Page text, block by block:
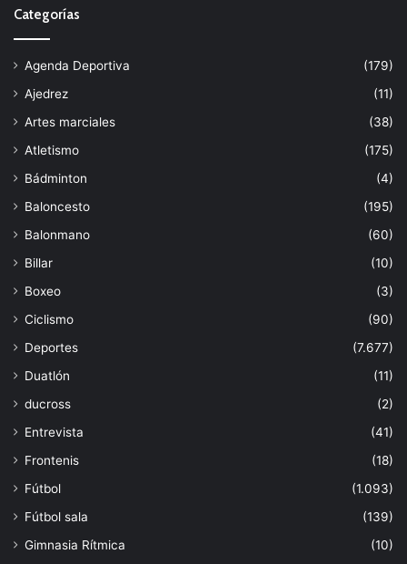
Categorías
Agenda Deportiva
(179)
Ajedrez
(11)
Artes marciales
(38)
Atletismo
(175)
Bádminton
(4)
Baloncesto
(195)
Balonmano
(60)
Billar
(10)
Boxeo
(3)
Ciclismo
(90)
Deportes
(7.677)
Duatlón
(11)
ducross
(2)
Entrevista
(41)
Frontenis
(18)
Fútbol
(1.093)
Fútbol sala
(139)
Gimnasia Rítmica
(10)